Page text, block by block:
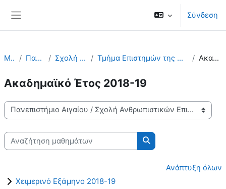
Σύνδεση
Μαθήματα Πανεπιστήμιο Αιγαίου Σχολή Ανθρωπιστικών Επιστημών Τμήμα Επιστημών της Προσχολικής Αγωγής και του Εκπαιδευτικού Σχεδιασμού - ΤΕΠΑΕΣ Ακαδημαϊκό Έτος 2018-19
Ακαδημαϊκό Έτος 2018-19
Κατηγορίες μαθημάτων
Αναζήτηση μαθημάτων
Αναζήτηση
Ανάπτυξη όλων
Χειμερινό Εξάμηνο 2018-19